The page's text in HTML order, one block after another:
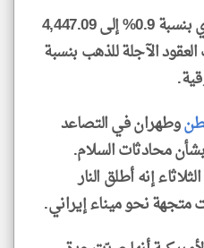
4,447.09
الآجلة للذهب بنسبة
وطهران في التصاعد
محادثات السلام.
إنه أطلق النار
متجهة نحو ميناء إيراني.